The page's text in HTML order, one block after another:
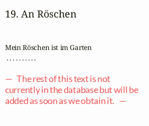
19. An Röschen
Mein Röschen ist im Garten
. . . . . . . . . .
— The rest of this text is not
currently in the database but will be
added as soon as we obtain it. —